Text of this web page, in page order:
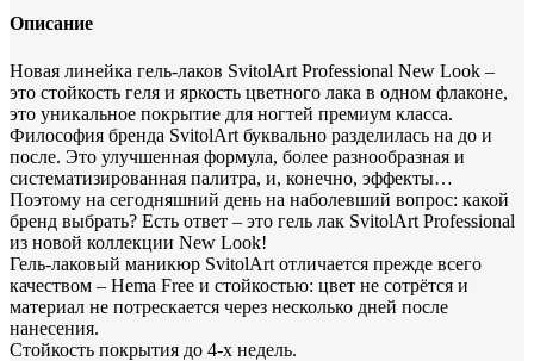
Описание
Новая линейка гель-лаков SvitolArt Professional New Look –
это стойкость геля и яркость цветного лака в одном флаконе,
это уникальное покрытие для ногтей премиум класса.
Философия бренда SvitolArt буквально разделилась на до и
после. Это улучшенная формула, более разнообразная и
систематизированная палитра, и, конечно, эффекты…
Поэтому на сегодняшний день на наболевший вопрос: какой
бренд выбрать? Есть ответ – это гель лак SvitolArt Professional
из новой коллекции New Look!
Гель-лаковый маникюр SvitolArt отличается прежде всего
качеством – Hema Free и стойкостью: цвет не сотрётся и
материал не потрескается через несколько дней после
нанесения.
Стойкость покрытия до 4-х недель.